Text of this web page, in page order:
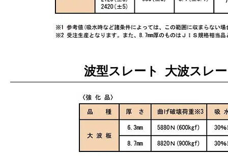
波型スレート 大波スレ